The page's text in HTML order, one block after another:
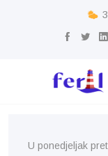
U ponedjeljak